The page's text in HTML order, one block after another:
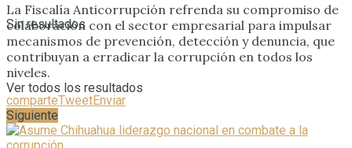
Sin resultados
Ver todos los resultados
La Fiscalía Anticorrupción refrenda su compromiso de
colaboración con el sector empresarial para impulsar
mecanismos de prevención, detección y denuncia, que
contribuyan a erradicar la corrupción en todos los
niveles.
comparteTweetEnviar
Siguiente